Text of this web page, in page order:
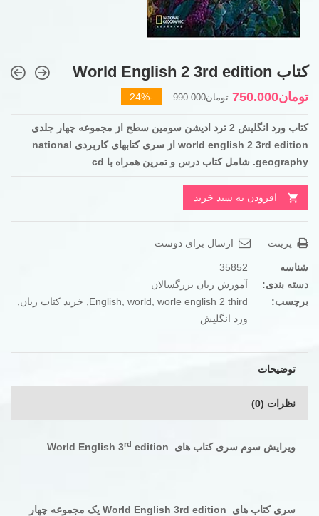
کتاب World English 2 3rd edition
تومان990.000قیمت
تومان990.000
بود.
تومان750.000
قیمت
تومان750.000
است.
کتاب ورد انگلیش 2 ترد ادیشن سومین سطح از مجموعه چهار جلدی
world english 2 3rd editionاز سری کتابهای کاربردی national
geography. شامل کتاب درس و تمرین همراه با cd
افزودن به سبد خرید
پرینت ارسال برای دوست
شناسه
35852
دسته بندی:
آموزش زبان بزرگسالان
برچسب:
English ,world ,worle english 2 third
, خرید کتاب زبان,
ورد انگلیش
توضیحات
نظرات (0)
ویرایش سوم سری کتاب هایWorld English 3
rd edition
سری کتاب هایWorld English 3rd edition
یک مجموعه چهار